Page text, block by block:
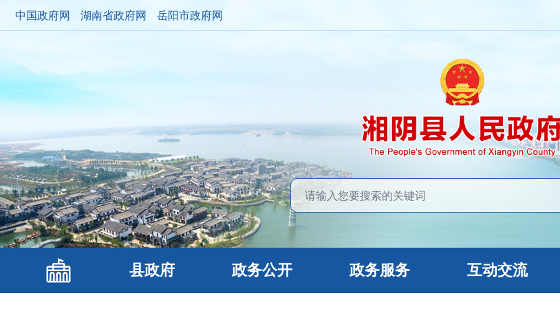
中国政府网 湖南省政府网 岳阳市政府网
县政府 政务公开 政务服务 互动交流